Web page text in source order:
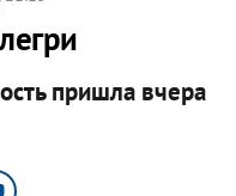
пришла вчера